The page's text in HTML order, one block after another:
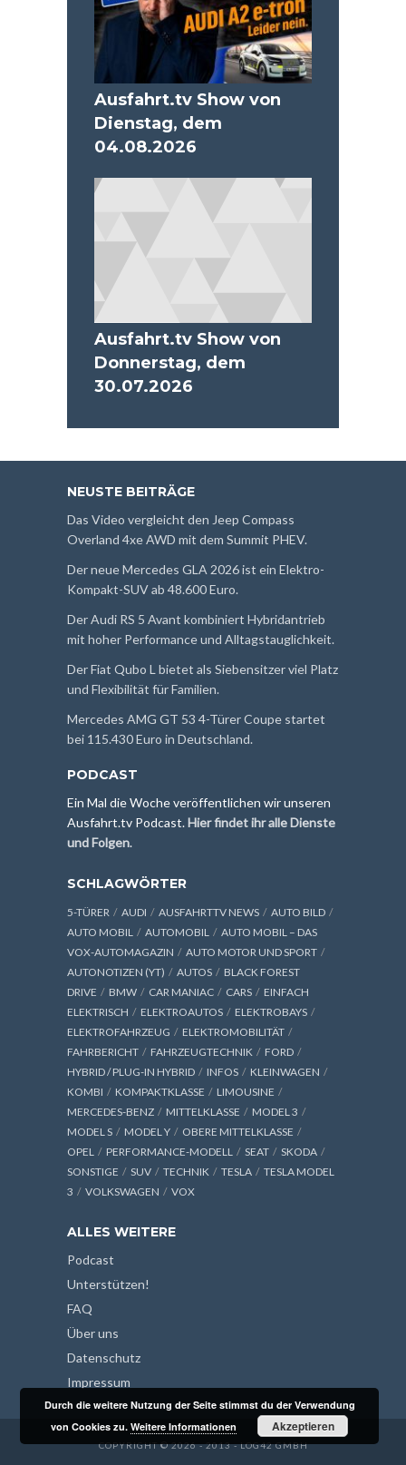
Ausfahrt.tv Show von
Dienstag, dem
04.08.2026
Ausfahrt.tv Show von
Donnerstag, dem
30.07.2026
NEUSTE BEITRÄGE
Das Video vergleicht den Jeep Compass
Overland 4xe AWD mit dem Summit PHEV.
Der neue Mercedes GLA 2026 ist ein Elektro-
Kompakt-SUV ab 48.600 Euro.
Der Audi RS 5 Avant kombiniert Hybridantrieb
mit hoher Performance und Alltagstauglichkeit.
Der Fiat Qubo L bietet als Siebensitzer viel Platz
und Flexibilität für Familien.
Mercedes AMG GT 53 4-Türer Coupe startet
bei 115.430 Euro in Deutschland.
PODCAST
Ein Mal die Woche veröffentlichen wir unseren
Ausfahrt.tv Podcast.Hier findet ihr alle Dienste
und Folgen.
SCHLAGWÖRTER
5-TÜRER AUDI AUSFAHRTTV NEWS
AUTO BILD
AUTO MOBIL
AUTOMOBIL
AUTO MOBIL – DAS
VOX-AUTOMAGAZIN
AUTO MOTOR UND SPORT
AUTONOTIZEN (YT)
AUTOS
BLACK FOREST
DRIVE
BMW CAR MANIAC CARS
EINFACH
ELEKTRISCH
ELEKTROAUTOS
ELEKTROBAYS
ELEKTROFAHRZEUG
ELEKTROMOBILITÄT
FAHRBERICHT
FAHRZEUGTECHNIK
FORD
HYBRID / PLUG-IN HYBRID
INFOS
KLEINWAGEN
KOMBI
KOMPAKTKLASSE
LIMOUSINE
MERCEDES-BENZ
MITTELKLASSE
MODEL 3
MODEL S
MODEL Y
OBERE MITTELKLASSE
OPEL
PERFORMANCE-MODELL SEAT
SKODA
SONSTIGE
SUV TECHNIK TESLA
TESLA MODEL
3
VOLKSWAGEN VOX
ALLES WEITERE
Podcast
Unterstützen!
FAQ
Über uns
Datenschutz
Impressum
COPYRIGHT © 2026 - 2013 - LOG42 GMBH
Durch die weitere Nutzung der Seite stimmst du der Verwendung
von Cookies zu.Weitere Informationen Akzeptieren